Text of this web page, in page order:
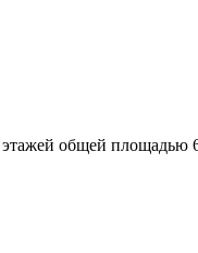
общей площадью